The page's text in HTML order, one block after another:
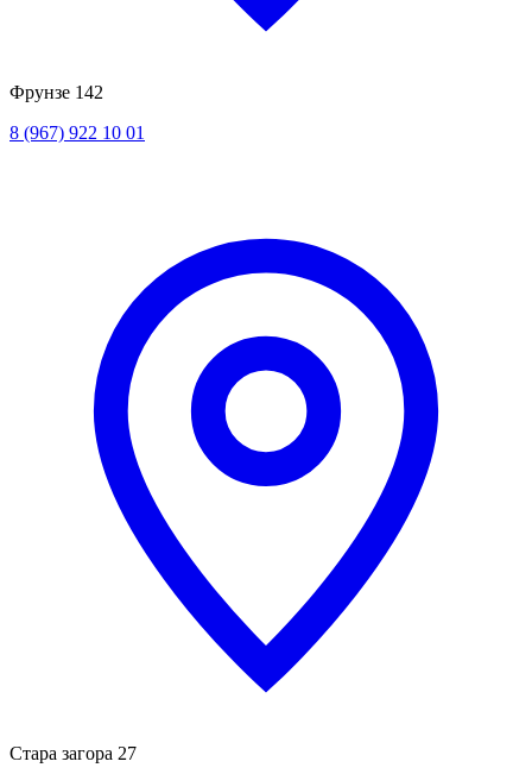
Фрунзе 142
8 (967) 922 10 01
Стара загора 27